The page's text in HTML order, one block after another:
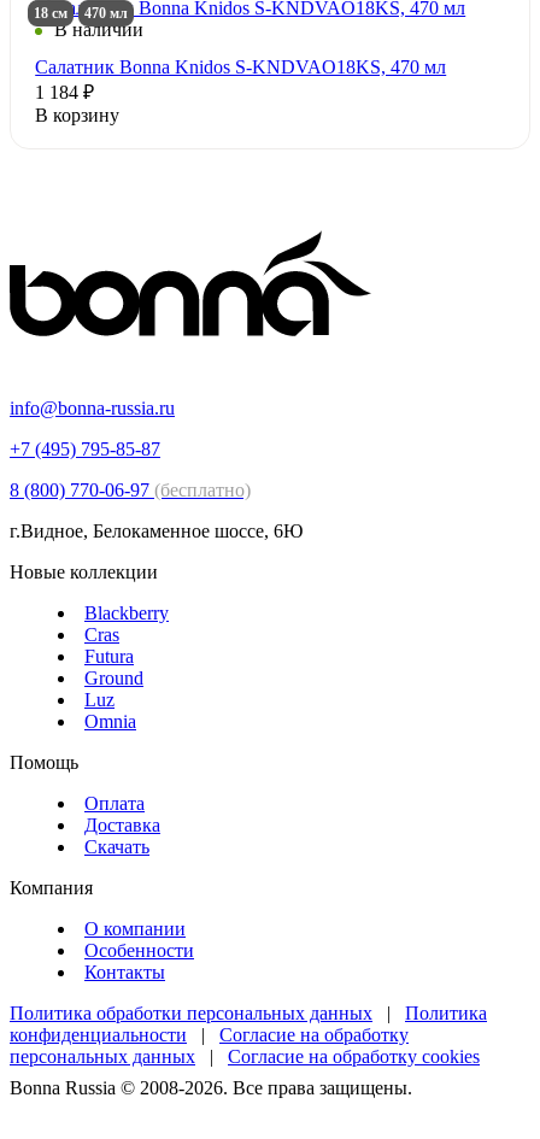
18 см 470 мл
В наличии
Салатник Bonna Knidos S-KNDVAO18KS, 470 мл
1 184 ₽
В корзину
info@bonna-russia.ru
+7 (495) 795-85-87
8 (800) 770-06-97 (бесплатно)
г.Видное, Белокаменное шоссе, 6Ю
Новые коллекции
Blackberry
Cras
Futura
Ground
Luz
Omnia
Помощь
Оплата
Доставка
Скачать
Компания
О компании
Особенности
Контакты
Политика обработки персональных данных | Политика
конфиденциальности | Согласие на обработку
персональных данных | Согласие на обработку cookies
Bonna Russia © 2008-2026. Все права защищены.